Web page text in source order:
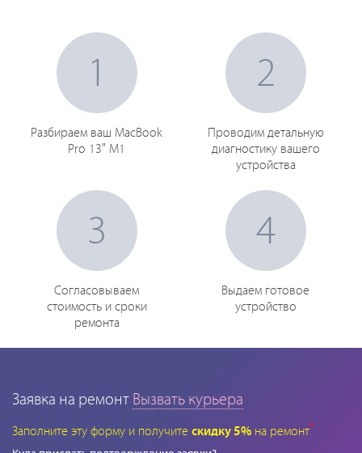
1
Разбираем ваш MacBook
Pro 13" M1
2
Проводим детальную
диагностику вашего
устройства
3
Согласовываем
стоимость и сроки
ремонта
4
Выдаем готовое
устройство
Заявка на ремонт Вызвать курьера
Заполните эту форму и получите скидку 5% на ремонт*